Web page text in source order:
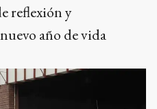
reflexión y
año de vida